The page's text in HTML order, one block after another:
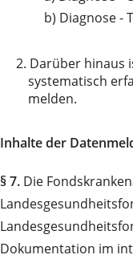
b) Diagnose -
2. Darüber hinaus
systematisch
melden.
Inhalte der
§ 7. Die
Dokumentation im